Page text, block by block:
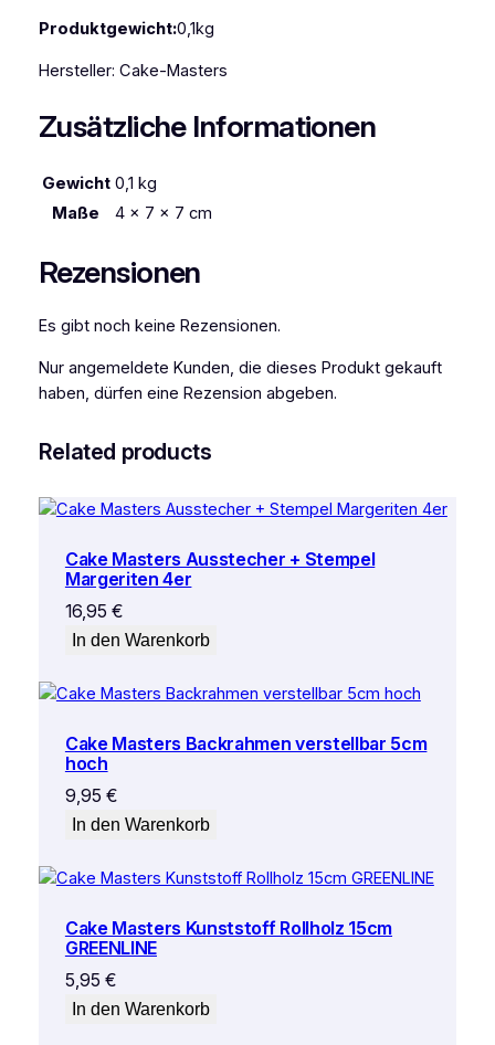
n
0
m
e
r
6
t
c
Produktgewicht:0,1kg
Hersteller: Cake-Masters
Zusätzliche Informationen
Gewicht 0,1 kg
Maße
4 × 7 × 7 cm
Rezensionen
Es gibt noch keine Rezensionen.
Nur angemeldete Kunden, die dieses Produkt gekauft
haben, dürfen eine Rezension abgeben.
Related products
Cake Masters Ausstecher + Stempel
Margeriten 4er
16,95 €
In den Warenkorb
Cake Masters Backrahmen verstellbar 5cm
hoch
9,95 €
In den Warenkorb
Cake Masters Kunststoff Rollholz 15cm
GREENLINE
5,95 €
In den Warenkorb